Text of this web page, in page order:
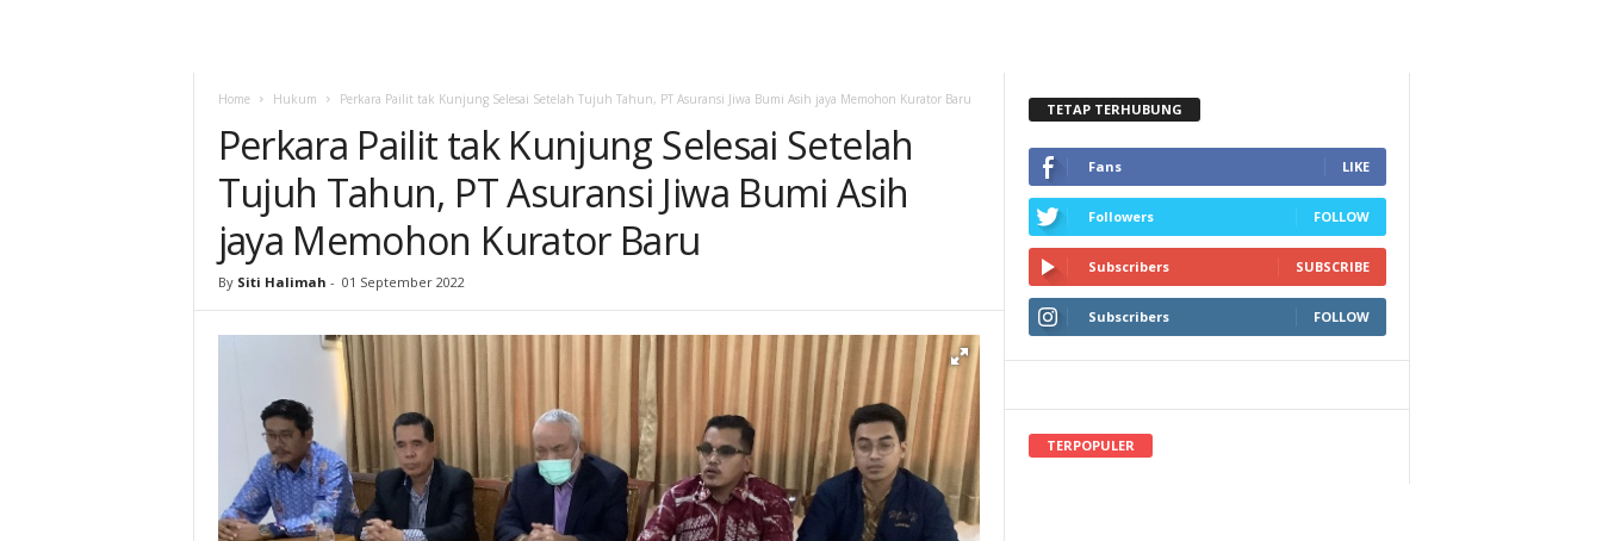
Home Hukum Perkara Pailit tak Kunjung Selesai Setelah Tujuh Tahun, PT Asuransi Jiwa Bumi Asih jaya Memohon Kurator Baru
Perkara Pailit tak Kunjung Selesai Setelah
Tujuh Tahun, PT Asuransi Jiwa Bumi Asih
jaya Memohon Kurator Baru
By Siti Halimah - 01 September 2022
TETAP TERHUBUNG
Fans LIKE
Followers FOLLOW
Subscribers SUBSCRIBE
Subscribers FOLLOW